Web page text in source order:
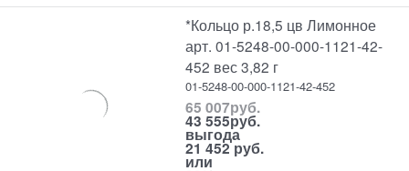
*Кольцо р.18,5 цв Лимонное
арт. 01-5248-00-000-1121-42-
452 вес 3,82 г
01-5248-00-000-1121-42-452
65 007руб.
43 555руб.
выгода
21 452 руб.
или